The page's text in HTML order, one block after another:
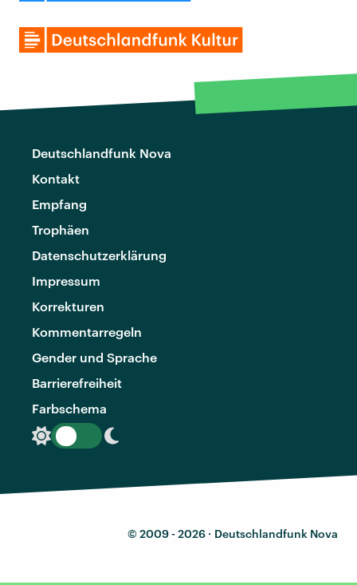
Deutschlandfunk Nova
Kontakt
Empfang
Trophäen
Datenschutzerklärung
Impressum
Korrekturen
Kommentarregeln
Gender und Sprache
Barrierefreiheit
Farbschema
© 2009 - 2026 · Deutschlandfunk Nova